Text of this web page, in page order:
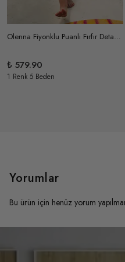
Olenna Fiyonklu Puanlı Fırfır Detaylı Kız Çocuk Mayo
₺ 579.90
1 Renk 5 Beden
Yorumlar
Bu ürün için henüz yorum